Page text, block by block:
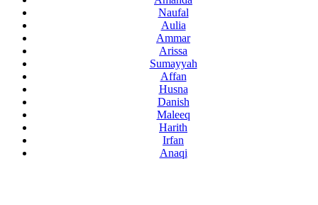
Naufal
Aulia
Ammar
Arissa
Sumayyah
Affan
Husna
Danish
Maleeq
Harith
Irfan
Anaqi